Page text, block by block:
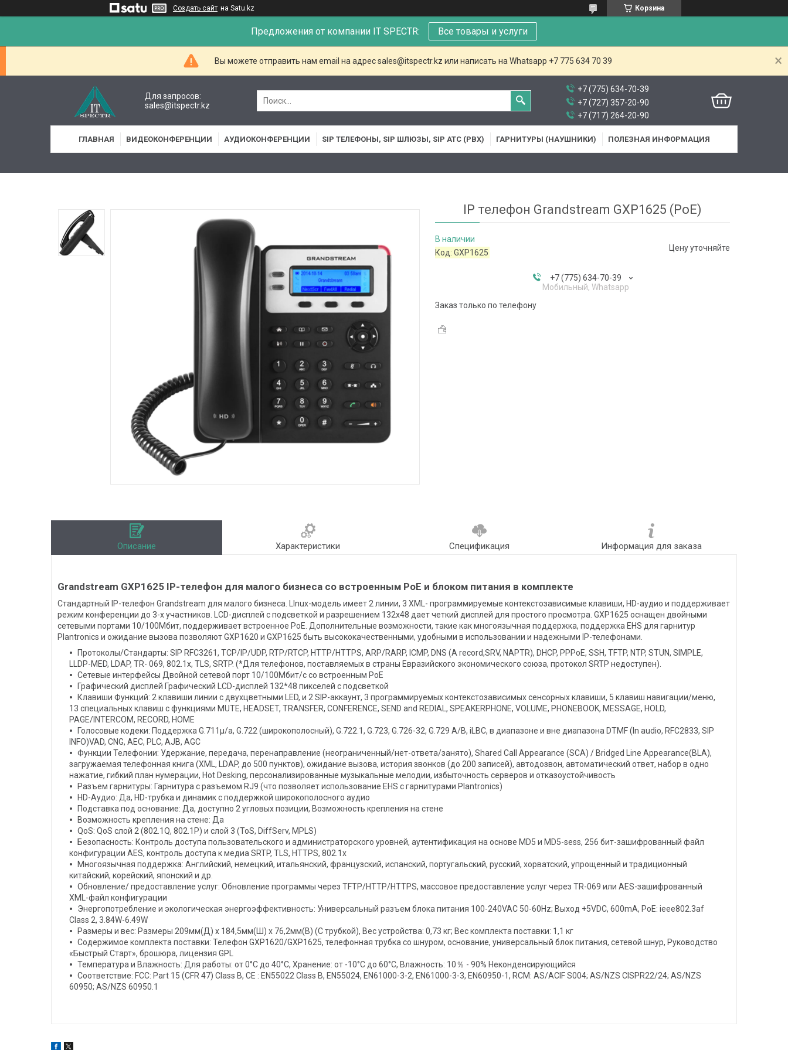
Создать сайт на Satu.kz Корзина
Предложения от компании IT SPECTR: Все товары и услуги
Вы можете отправить нам email на адрес sales@itspectr.kz или написать на Whatsapp +7 775 634 70 39
Для запросов:
sales@itspectr.kz
+7 (775) 634-70-39
+7 (727) 357-20-90
+7 (717) 264-20-90
ГЛАВНАЯ ВИДЕОКОНФЕРЕНЦИИ АУДИОКОНФЕРЕНЦИИ SIP ТЕЛЕФОНЫ, SIP ШЛЮЗЫ, SIP АТС (PBX) ГАРНИТУРЫ (НАУШНИКИ) ПОЛЕЗНАЯ ИНФОРМАЦИЯ
IP телефон Grandstream GXP1625 (PoE)
В наличии
Код:GXP1625 Цену уточняйте
+7 (775) 634-70-39
Мобильный, Whatsapp
Заказ только по телефону
Описание Характеристики Спецификация Информация для заказа
Grandstream GXP1625 IP-телефон для малого бизнеса со встроенным PoE и блоком питания в комплекте
Стандартный IP-телефон Grandstream для малого бизнеса. LInux-модель имеет 2 линии, 3 XML- программируемые контекстозависимые клавиши, HD-аудио и поддерживает
режим конференции до 3-х участников. LCD-дисплей с подсветкой и разрешением 132х48 дает четкий дисплей для простого просмотра. GXP1625 оснащен двойными
сетевыми портами 10/100Мбит, поддерживает встроенное PoE. Дополнительные возможности, такие как многоязычная поддержка, поддержка EHS для гарнитур
Plantronics и ожидание вызова позволяют GXP1620 и GXP1625 быть высококачественными, удобными в использовании и надежными IP-телефонами.
Протоколы/Стандарты: SIP RFC3261, TCP/IP/UDP, RTP/RTCP, HTTP/HTTPS, ARP/RARP, ICMP, DNS (A record,SRV, NAPTR), DHCP, PPPoE, SSH, TFTP, NTP, STUN, SIMPLE,
LLDP-MED, LDAP, TR- 069, 802.1x, TLS, SRTP. (*Для телефонов, поставляемых в страны Евразийского экономического союза, протокол SRTP недоступен).
Сетевые интерфейсы Двойной сетевой порт 10/100Мбит/с со встроенным PoE
Графический дисплей Графический LCD-дисплей 132*48 пикселей с подсветкой
Клавиши Функций: 2 клавиши линии с двухцветными LED, и 2 SIP-аккаунт, 3 программируемых контекстозависимых сенсорных клавиши, 5 клавиш навигации/меню,
13 специальных клавиш с функциями MUTE, HEADSET, TRANSFER, CONFERENCE, SEND and REDIAL, SPEAKERPHONE, VOLUME, PHONEBOOK, MESSAGE, HOLD,
PAGE/INTERCOM, RECORD, HOME
Голосовые кодеки: Поддержка G.711µ/a, G.722 (широкополосный), G.722.1, G.723, G.726-32, G.729 A/B, iLBC, в диапазоне и вне диапазона DTMF (In audio, RFC2833, SIP
INFO)VAD, CNG, AEC, PLC, AJB, AGC
Функции Телефонии: Удержание, передача, перенаправление (неограниченный/нет-ответа/занято), Shared Call Appearance (SCA) / Bridged Line Appearance(BLA),
загружаемая телефонная книга (XML, LDAP, до 500 пунктов), ожидание вызова, история звонков (до 200 записей), автодозвон, автоматический ответ, набор в одно
нажатие, гибкий план нумерации, Hot Desking, персонализированные музыкальные мелодии, избыточность серверов и отказоустойчивость
Разъем гарнитуры: Гарнитура с разъемом RJ9 (что позволяет использование EHS с гарнитурами Plantronics)
HD-Аудио: Да, HD-трубка и динамик с поддержкой широкополосного аудио
Подставка под основание: Да, доступно 2 угловых позиции, Возможность крепления на стене
Возможность крепления на стене: Да
QoS: QoS слой 2 (802.1Q, 802.1P) и слой 3 (ToS, DiffServ, MPLS)
Безопасность: Контроль доступа пользовательского и администраторского уровней, аутентификация на основе MD5 и MD5-sess, 256 бит-зашифрованный файл
конфигурации AES, контроль доступа к медиа SRTP, TLS, HTTPS, 802.1x
Многоязычная поддержка: Английский, немецкий, итальянский, французский, испанский, португальский, русский, хорватский, упрощенный и традиционный
китайский, корейский, японский и др.
Обновление/ предоставление услуг: Обновление программы через TFTP/HTTP/HTTPS, массовое предоставление услуг через TR-069 или AES-зашифрованный
XML-файл конфигурации
Энергопотребление и экологическая энергоэффективность: Универсальный разъем блока питания 100-240VAC 50-60Hz; Выход +5VDC, 600mA, PoE: ieee802.3af
Class 2, 3.84W-6.49W
Размеры и вес: Размеры 209мм(Д) x 184,5мм(Ш) x 76,2мм(В) (С трубкой), Вес устройства: 0,73 кг; Вес комплекта поставки: 1,1 кг
Содержимое комплекта поставки: Телефон GXP1620/GXP1625, телефонная трубка со шнуром, основание, универсальный блок питания, сетевой шнур, Руководство
«Быстрый Старт», брошюра, лицензия GPL
Температура и Влажность: Для работы: от 0°C до 40°C, Хранение: от -10°C до 60°C, Влажность: 10％ - 90% Неконденсирующийся
Соответствие: FCC: Part 15 (CFR 47) Class B, CE : EN55022 Class B, EN55024, EN61000-3-2, EN61000-3-3, EN60950-1, RCM: AS/ACIF S004; AS/NZS CISPR22/24; AS/NZS
60950; AS/NZS 60950.1